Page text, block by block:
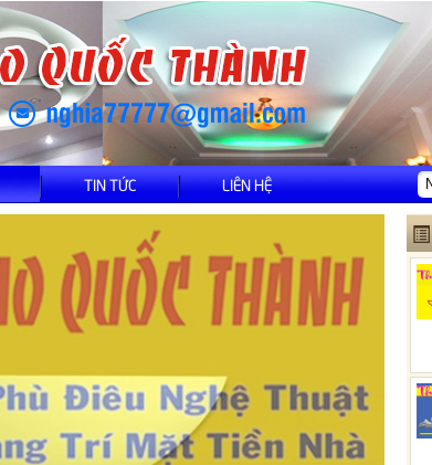
TIN TỨC LIÊN HỆ